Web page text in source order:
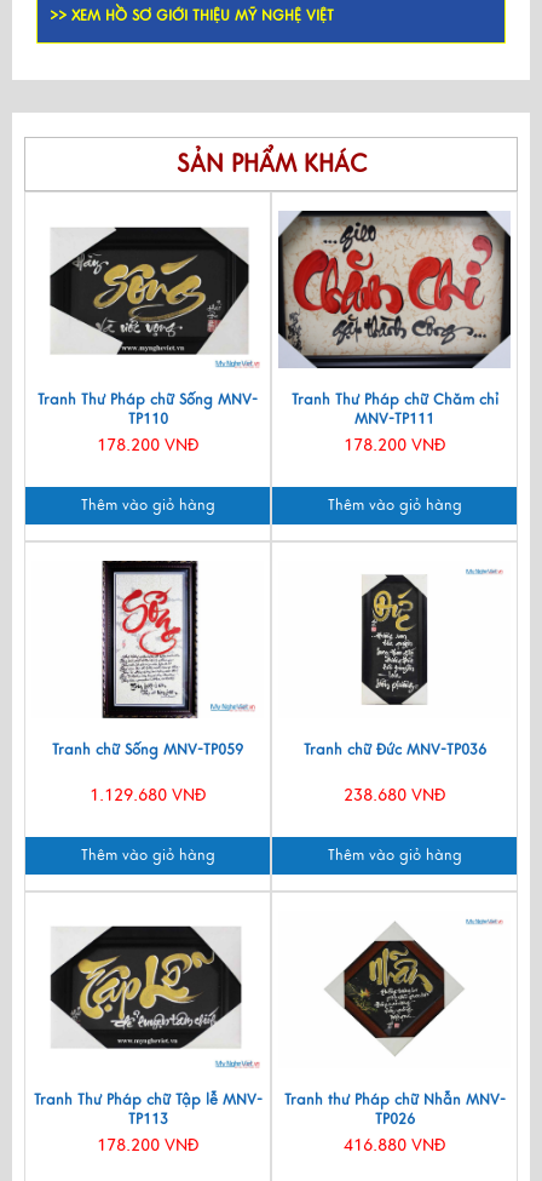
>> XEM HỒ SƠ GIỚI THIỆU MỸ NGHỆ VIỆT
SẢN PHẨM KHÁC
Tranh Thư Pháp chữ Sống MNV-
TP110
178.200 VNĐ
Thêm vào giỏ hàng
Tranh Thư Pháp chữ Chăm chỉ
MNV-TP111
178.200 VNĐ
Thêm vào giỏ hàng
Tranh chữ Sống MNV-TP059
1.129.680 VNĐ
Thêm vào giỏ hàng
Tranh chữ Đức MNV-TP036
238.680 VNĐ
Thêm vào giỏ hàng
Tranh Thư Pháp chữ Tập lễ MNV-
TP113
178.200 VNĐ
Tranh thư Pháp chữ Nhẫn MNV-
TP026
416.880 VNĐ